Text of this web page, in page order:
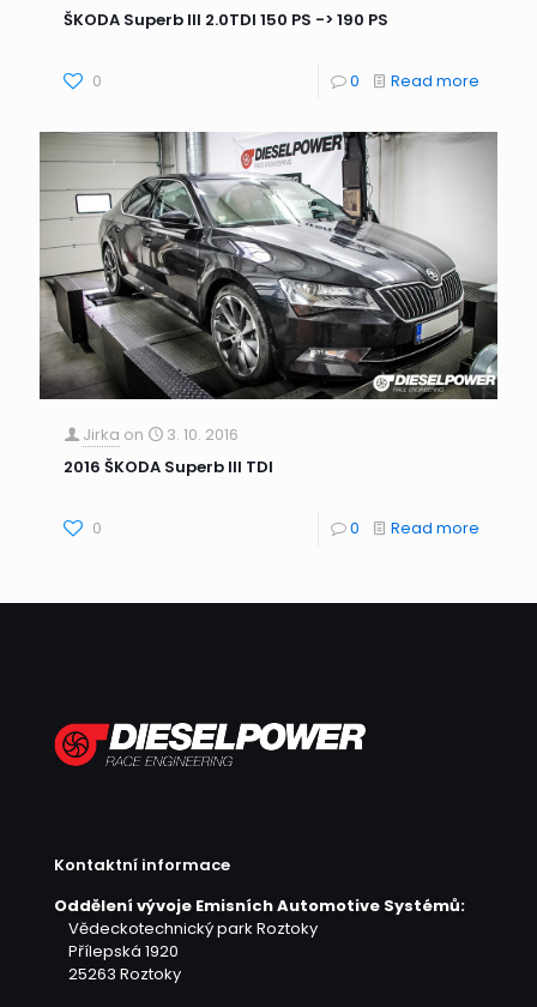
ŠKODA Superb III 2.0TDI 150 PS -> 190 PS
0 0 Read more
Jirka on
3. 10. 2016
2016 ŠKODA Superb III TDI
0 0 Read more
Kontaktní informace
Oddělení vývoje Emisních Automotive Systémů:
Vědeckotechnický park Roztoky
Přílepská 1920
25263 Roztoky